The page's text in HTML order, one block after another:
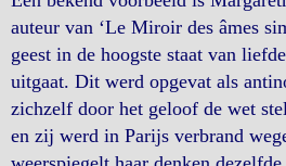
auteur van ‘Le Miroir des âmes
geest in de hoogste staat van
uitgaat. Dit werd opgevat als
zichzelf door het geloof de wet
en zij werd in Parijs verbrand